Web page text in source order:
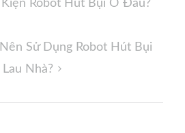
Robot Hút Bụi Ở Đâu?
Sử Dụng Robot Hút Bụi
Lau Nhà?